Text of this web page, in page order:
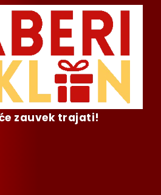
zauvek trajati!